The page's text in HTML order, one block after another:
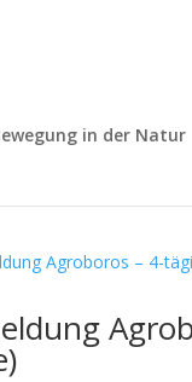
in der Natur